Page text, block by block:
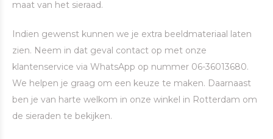
maat van het sieraad.
Indien gewenst kunnen we je extra beeldmateriaal laten
zien. Neem in dat geval contact op met onze
klantenservice via WhatsApp op nummer 06-36013680.
We helpen je graag om een keuze te maken. Daarnaast
ben je van harte welkom in onze winkel in Rotterdam om
de sieraden te bekijken.